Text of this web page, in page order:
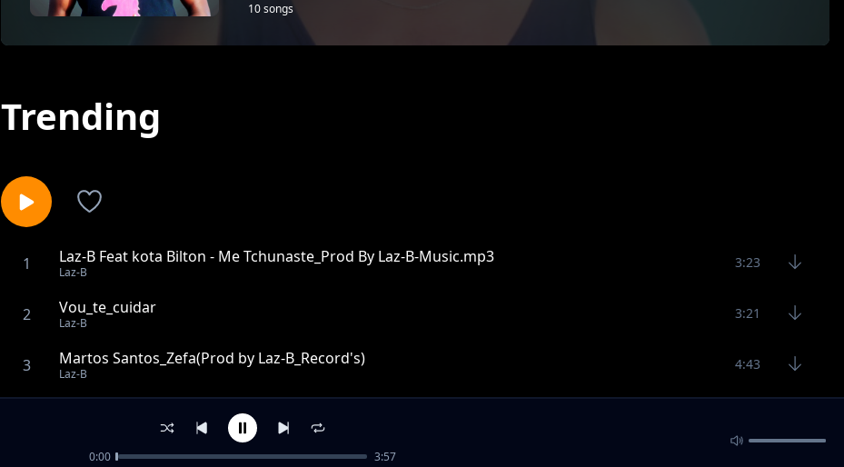
10 songs
Trending
1 Laz-B Feat kota Bilton - Me Tchunaste_Prod By Laz-B-Music.mp3
Laz-B
3:23
2 Vou_te_cuidar
Laz-B
3:21
3 Martos Santos_Zefa(Prod by Laz-B_Record's)
Laz-B
4:43
Laz-B_Zulo_na_zana_mucandikhonda
Coronavirus_Moçambique
0:00 3:57